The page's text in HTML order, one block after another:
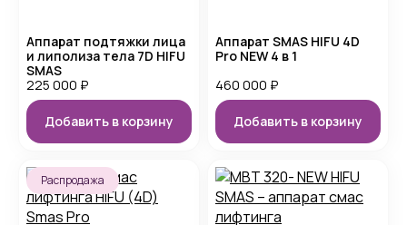
Аппарат подтяжки лица
и липолиза тела 7D HIFU
SMAS
225 000 ₽
Добавить в корзину
Аппарат SMAS HIFU 4D
Pro NEW 4 в 1
460 000 ₽
Добавить в корзину
Распродажа